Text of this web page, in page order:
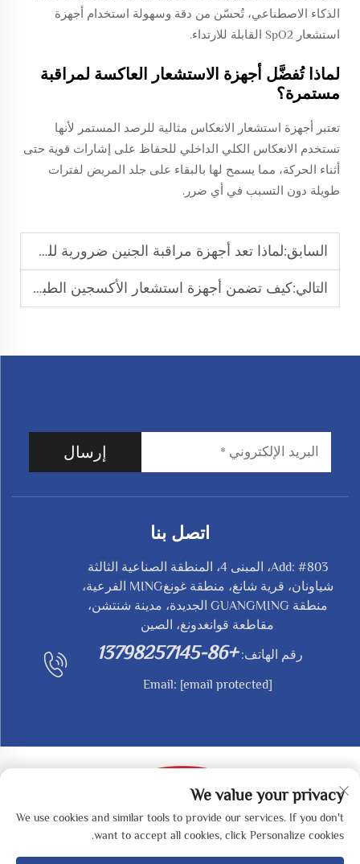
الذكاء الاصطناعي، تُحسّن من دقة وسهولة استخدام أجهزة
استشعار SpO2 القابلة للارتداء.
لماذا تُفضَّل أجهزة الاستشعار العاكسة لمراقبة
مستمرة؟
تعتبر أجهزة استشعار الانعكاس مثالية للرصد المستمر لأنها
تستخدم الانعكاس الكلي الداخلي للحفاظ على إشارات قوية حتى
أثناء الحركة، مما يسمح لها بالبقاء على جلد المريض لفترات
طويلة دون التسبب في أي ضرر.
السابق:لماذا تعد أجهزة مراقبة الجنين ضرورية للولادات الآمنة
التالي:كيف تضمن أجهزة استشعار الأكسجين الطبية سلامة المريض؟
إرسال
اتصل بنا
Add: #803، المبنى 4، المنطقة الصناعية الثالثة
شياونان، قرية شانغ، منطقة غونغMING الفرعية،
منطقة GUANGMING الجديدة، مدينة شنتشن،
مقاطعة قوانغدونغ، الصين
رقم الهاتف: +86-13798257145
Email: [email protected]
حقوق النشر © 2025 بواسطة SHENZHEN REDY-MED
TECHNOLOGY CO.,LTD -
سياسة الخصوصية
We value your privacy
We use cookies and similar tools to provide our services. If you don't
want to accept all cookies, click Personalize cookies.